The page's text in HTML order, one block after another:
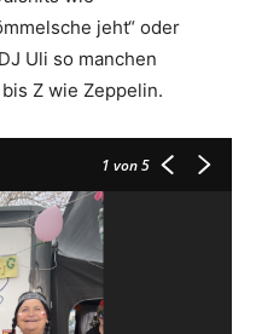
jeht“ oder
Uli so manchen
Z wie Zeppelin.
1 von 5